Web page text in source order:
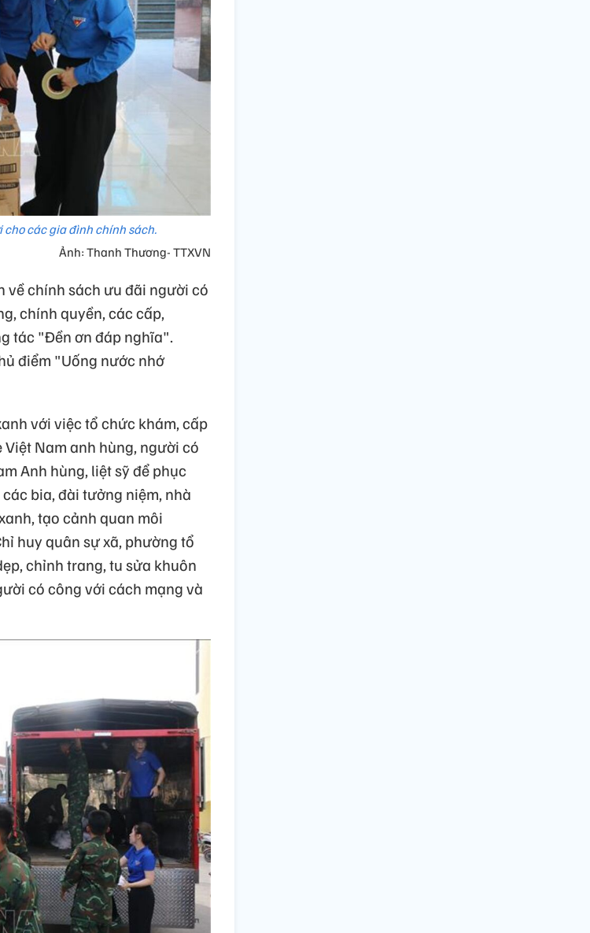
cho các gia đình chính sách.
Ảnh: Thanh Thương- TTXVN
về chính sách ưu đãi người có
chính quyền, các cấp,
tác "Đền ơn đáp nghĩa".
điểm "Uống nước nhớ
với việc tổ chức khám, cấp
Nam anh hùng, người có
Anh hùng, liệt sỹ để phục
bia, đài tưởng niệm, nhà
tạo cảnh quan môi
huy quân sự xã, phường tổ
chỉnh trang, tu sửa khuôn
có công với cách mạng và